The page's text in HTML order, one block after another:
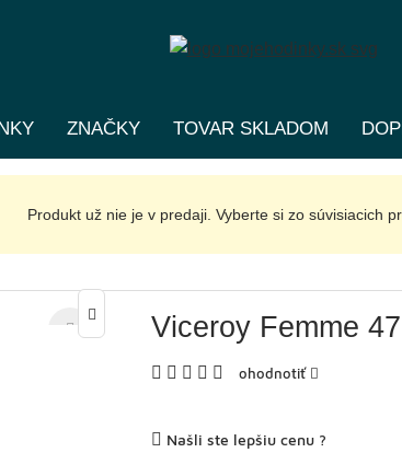
ZNAČKY TOVAR SKLADOM
Produkt už nie je v predaji. Vyberte si zo súvisiacich
Viceroy Femme
ohodnotiť
Našli ste lepšiu cenu ?